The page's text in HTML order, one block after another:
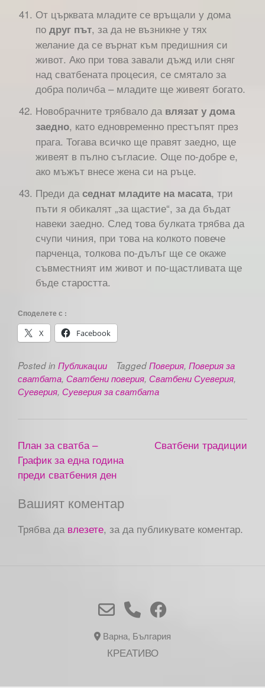
От църквата младите се връщали у дома
по друг път, за да не възникне у тях
желание да се върнат към предишния си
живот. Ако при това завали дъжд или сняг
над сватбената процесия, се смятало за
добра поличба – младите ще живеят богато.
Новобрачните трябвало да влязат у дома
заедно, като едновременно престъпят през
прага. Тогава всичко ще правят заедно, ще
живеят в пълно съгласие. Още по-добре е,
ако мъжът внесе жена си на ръце.
Преди да седнат младите на масата, три
пъти я обикалят „за щастие“, за да бъдат
навеки заедно. След това булката трябва да
счупи чиния, при това на колкото повече
парченца, толкова по-дълъг ще се окаже
съвместният им живот и по-щастливата ще
бъде старостта.
Споделете с :
X
Facebook
Posted in Публикации TaggedПоверия, Поверия за
сватбата, Сватбени поверия, Сватбени Суеверия,
Суеверия, Суеверия за сватбата
План за сватба –
График за една година
преди сватбения ден
Сватбени традиции
Вашият коментар
Трябва да влезете, за да публикувате коментар.
Варна, България
КРЕАТИВО